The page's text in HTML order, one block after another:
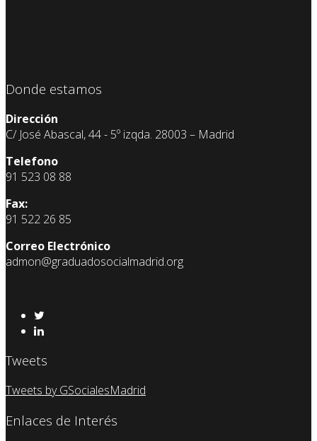
Donde estamos
Dirección
C/ José Abascal, 44 - 5º izqda. 28003 – Madrid
Telefono
91 523 08 88
Fax:
91 522 26 85
Correo Electrónico
admon@graduadosocialmadrid.org
Tweets
Tweets by GSocialesMadrid
Enlaces de Interés